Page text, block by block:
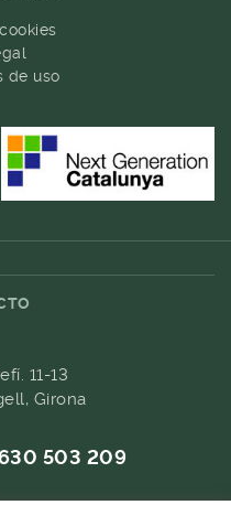
de uso
11-13
Girona
503 209